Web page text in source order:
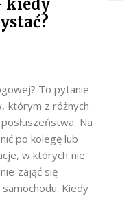
kiedy
To pytanie
którym z różnych
Na
po kolegę lub
w których nie
zająć się
Kiedy